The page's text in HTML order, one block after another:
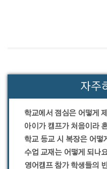
자주
학교에서 점심은 어떻게
아이가 캠프가 처음이라
학교 등교 시 복장은 어떻
수업 교재는 어떻게 되나
영어캠프 참가 학생들의